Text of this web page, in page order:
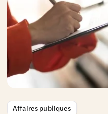
Affaires publiques